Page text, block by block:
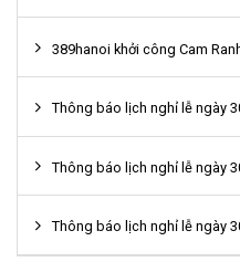
389hanoi khởi công Cam
Thông báo lịch nghỉ lễ ngày
Thông báo lịch nghỉ lễ ngày
Thông báo lịch nghỉ lễ ngày